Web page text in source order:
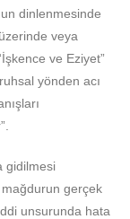
dinlenmesinde
veya
ve Eziyet”
yönden acı
gidilmesi
mağdurun gerçek
unsurunda hata